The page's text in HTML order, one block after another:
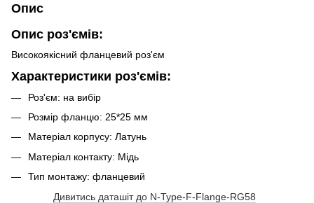
Опис
Опис роз'ємів:
Високоякісний фланцевий роз'єм
Характеристики роз'ємів:
Роз'єм: на вибір
Розмір фланцю: 25*25 мм
Матеріал корпусу: Латунь
Матеріал контакту: Мідь
Тип монтажу: фланцевий
Дивитись даташіт до N-Type-F-Flange-RG58